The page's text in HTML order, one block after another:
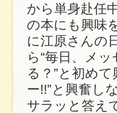
から単身赴任
の本にも興味
に江原さんの
ら“毎日、メ
る？”と初め
ー!!”と興奮し
サラッと答え